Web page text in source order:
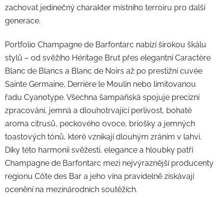
zachovat jedinečný charakter místního terroiru pro další
generace.
Portfolio Champagne de Barfontarc nabízí širokou škálu
stylů – od svěžího Héritage Brut přes elegantní Caractère
Blanc de Blancs a Blanc de Noirs až po prestižní cuvée
Sainte Germaine, Derrière le Moulin nebo limitovanou
řadu Cyanotype. Všechna šampaňská spojuje precizní
zpracování, jemná a dlouhotrvající perlivost, bohaté
aroma citrusů, peckového ovoce, briošky a jemných
toastových tónů, které vznikají dlouhým zráním v lahvi.
Díky této harmonii svěžesti, elegance a hloubky patří
Champagne de Barfontarc mezi nejvýraznější producenty
regionu Côte des Bar a jeho vína pravidelně získávají
ocenění na mezinárodních soutěžích.